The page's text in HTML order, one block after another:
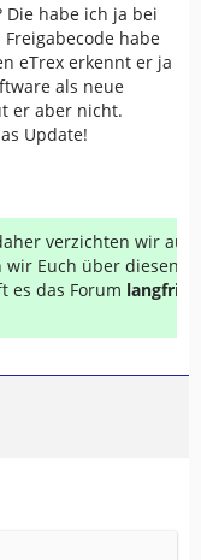
habe ich ja bei
habe
eTrex erkennt er ja
als neue
er aber nicht.
Update!
verzichten wir auf
wir Euch über diesen
es das Forum